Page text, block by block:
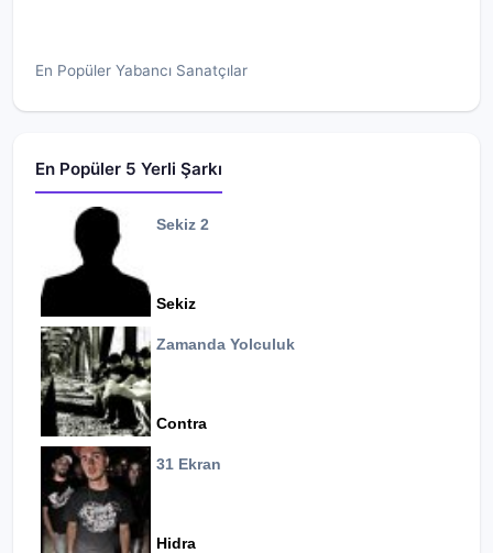
En Popüler Yabancı Sanatçılar
En Popüler 5 Yerli Şarkı
Sekiz 2
Sekiz
Zamanda Yolculuk
Contra
31 Ekran
Hidra